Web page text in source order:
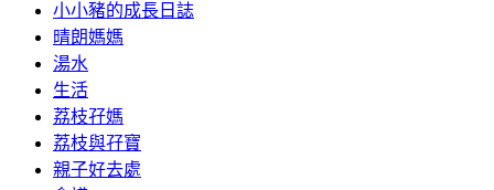
小小豬的成長日誌
晴朗媽媽
湯水
生活
荔枝孖媽
荔枝與孖寶
親子好去處